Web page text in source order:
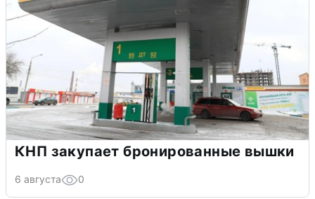
КНП закупает бронированные вышки
6 августа 0